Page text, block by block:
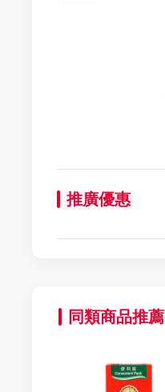
推廣優惠
同類商品推薦